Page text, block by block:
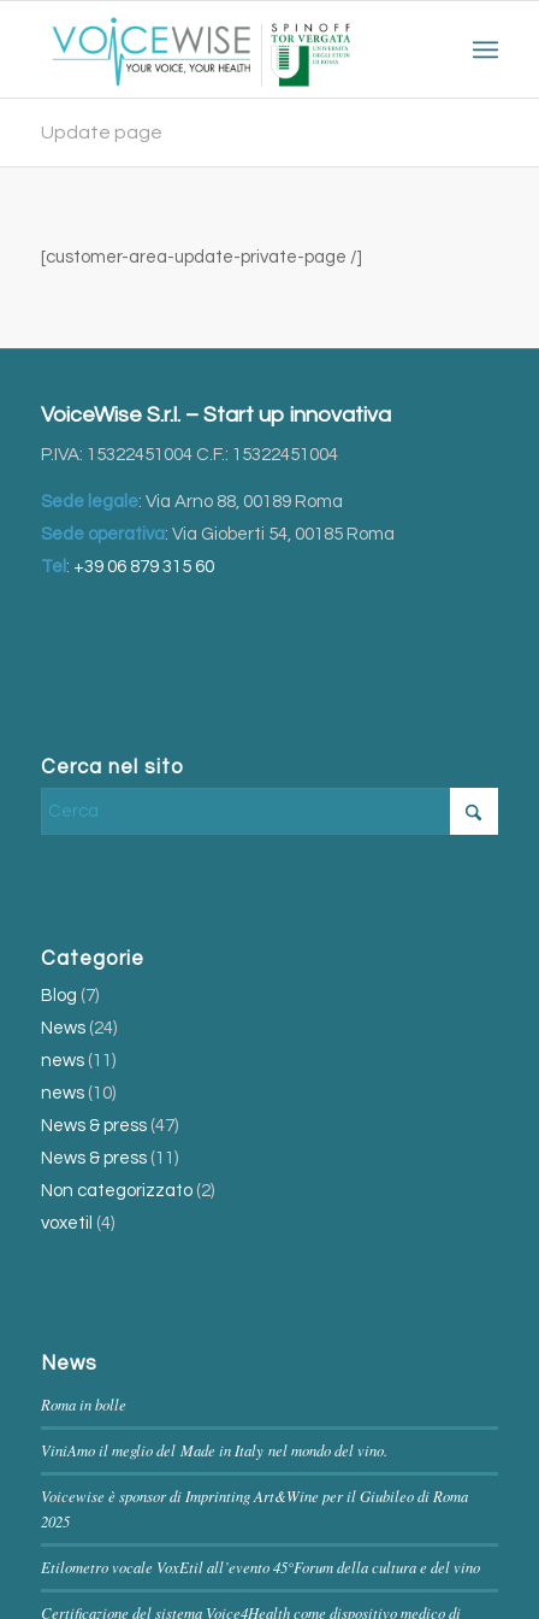
Update page
[customer-area-update-private-page /]
VoiceWise S.r.l. – Start up innovativa
P.IVA: 15322451004 C.F.: 15322451004
Sede legale: Via Arno 88, 00189 Roma
Sede operativa: Via Gioberti 54, 00185 Roma
Tel : +39 06 879 315 60
Cerca nel sito
Categorie
Blog (7)
News(24)
news(11)
news(10)
News & press(47)
News & press(11)
Non categorizzato(2)
voxetil (4)
News
Roma in bolle
ViniAmo il meglio del Made in Italy nel mondo del vino.
Voicewise è sponsor di Imprinting Art&Wine per il Giubileo di Roma
2025
Etilometro vocale VoxEtil all’evento 45°Forum della cultura e del vino
Certificazione del sistema Voice4Health come dispositivo medico di